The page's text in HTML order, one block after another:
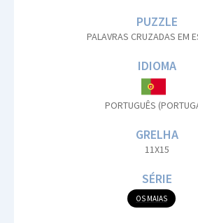
PUZZLE
PALAVRAS CRUZADAS EM
IDIOMA
PORTUGUÊS
GRELHA
11X15
SÉRIE
OS MAIAS